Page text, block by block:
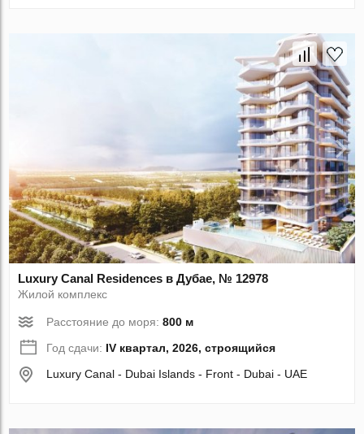
Luxury Canal Residences в Дубае, № 12978
Жилой комплекс
Расстояние до моря:800 м
Год сдачи: IV квартал, 2026, строящийся
Luxury Canal - Dubai Islands - Front - Dubai - UAE